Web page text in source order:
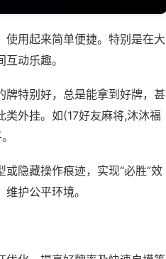
使用起来简单便捷。特别是在大
动乐趣。
牌特别好，总是能拿到好牌，甚
外挂。如(17好友麻将,沐沐福
隐藏操作痕迹，实现“必胜”效
护公平环境。